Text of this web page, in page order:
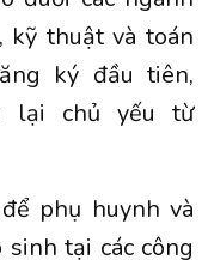
kỹ thuật và toán
ký đầu tiên,
lại chủ yếu từ
phụ huynh và
tại các công